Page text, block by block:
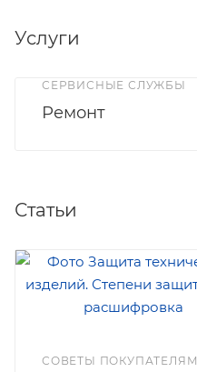
Услуги
СЕРВИСНЫЕ СЛУЖБЫ
Ремонт
Статьи
СОВЕТЫ ПОКУПАТЕЛЯМ